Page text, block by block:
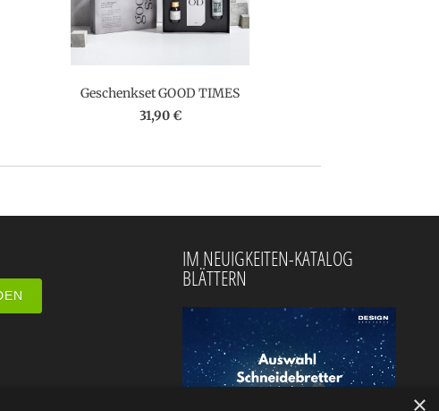
Geschenkset GOOD TIMES
31,90 €
IM NEUIGKEITEN-KATALOG
BLÄTTERN
×